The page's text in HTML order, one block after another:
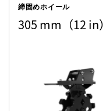
締固めホイール
305 mm（12 in